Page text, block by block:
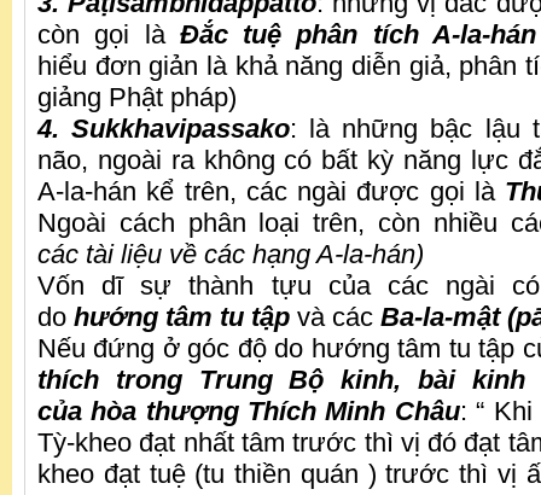
còn gọi là Đắc tuệ phân tích A-la-hán
hiểu đơn giản là khả năng diễn giả, phân
giảng Phật pháp)
4. Sukkhavipassako: là những bậc lậu
não, ngoài ra không có bất kỳ năng lực
A-la-hán kể trên, các ngài được gọi là
Ngoài cách phân loại trên, còn nhiều
các tài liệu về các hạng A-la-hán)
Vốn dĩ sự thành tựu của các ngài
do hướng tâm tu tập và các Ba-la-mật
Nếu đứng ở góc độ do hướng tâm tu tập
thích trong Trung Bộ kinh, bài kinh
của hòa thượng Thích Minh Châu: “
Tỳ-kheo đạt nhất tâm trước thì vị đó đạt
kheo đạt tuệ (tu thiền quán ) trước thì vị